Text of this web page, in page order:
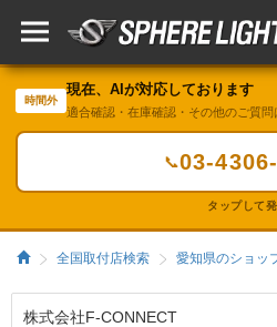
時間外
現在、AIが対応しております
適合確認・在庫確認・その他のご質問
📞03-
タップして
全国取付店検索 愛知県のショッ
株式会社F-CONNECT